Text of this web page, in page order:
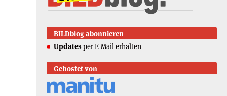
BILDblog abonnieren
Updates per E-Mail erhalten
Gehostet von